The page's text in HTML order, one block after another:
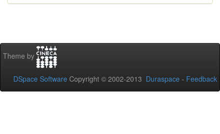
Theme by
DSpace Software Copyright © 2002-2013 Duraspace - Feedback